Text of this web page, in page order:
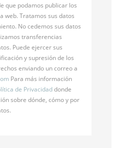
que podamos publicar los
web. Tratamos sus datos
No cedemos sus datos
transferencias
Puede ejercer sus
y supresión de los
enviando un correo a
Para más información
de Privacidaddonde
sobre dónde, cómo y por